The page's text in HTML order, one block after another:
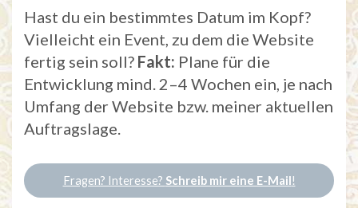
Hast du ein bestimmtes Datum im Kopf?
Vielleicht ein Event, zu dem die Website
fertig sein soll? Fakt: Plane für die
Entwicklung mind. 2–4 Wochen ein, je nach
Umfang der Website bzw. meiner aktuellen
Auftragslage.
Fragen? Interesse? Schreib mir eine E-Mail!